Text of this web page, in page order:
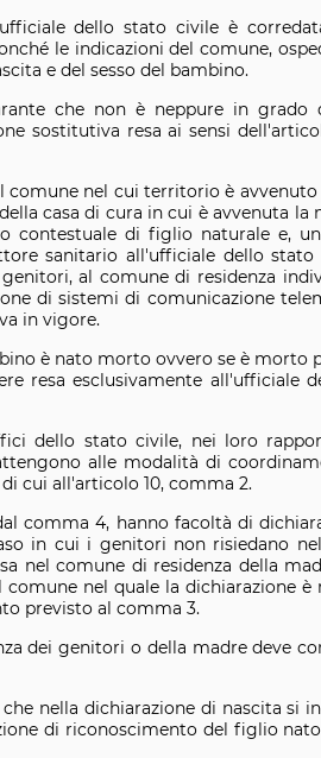
dello stato civile è
le indicazioni del comune,
e del sesso del bambino.
che non è neppure in grado
sostitutiva resa ai sensi
comune nel cui territorio è
casa di cura in cui è avvenuta la
contestuale di figlio naturale e,
sanitario all'ufficiale dello stato
al comune di residenza
di sistemi di comunicazione
in vigore.
è nato morto ovvero se è morto
resa esclusivamente all'ufficiale
dello stato civile, nei loro
alle modalità di
cui all'articolo 10, comma 2.
comma 4, hanno facoltà di
in cui i genitori non risiedano
nel comune di residenza della
nel quale la dichiarazione è
previsto al comma 3.
dei genitori o della madre deve
nella dichiarazione di nascita si
di riconoscimento del figlio